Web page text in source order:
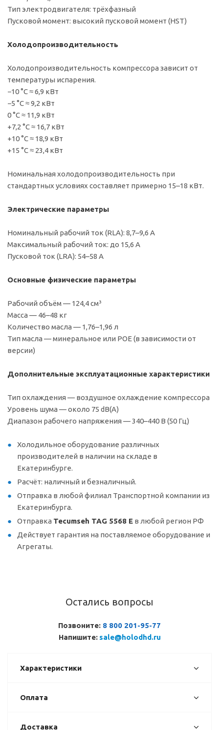
Тип электродвигателя: трёхфазный
Пусковой момент: высокий пусковой момент (HST)
Холодопроизводительность
Холодопроизводительность компрессора зависит от
температуры испарения.
−10 °C ≈ 6,9 кВт
−5 °C ≈ 9,2 кВт
0 °C ≈ 11,9 кВт
+7,2 °C ≈ 16,7 кВт
+10 °C ≈ 18,9 кВт
+15 °C ≈ 23,4 кВт
Номинальная холодопроизводительность при
стандартных условиях составляет примерно 15–18 кВт.
Электрические параметры
Номинальный рабочий ток (RLA): 8,7–9,6 А
Максимальный рабочий ток: до 15,6 А
Пусковой ток (LRA): 54–58 А
Основные физические параметры
Рабочий объём — 124,4 см³
Масса — 46–48 кг
Количество масла — 1,76–1,96 л
Тип масла — минеральное или POE (в зависимости от
версии)
Дополнительные эксплуатационные характеристики
Тип охлаждения — воздушное охлаждение компрессора
Уровень шума — около 75 dB(A)
Диапазон рабочего напряжения — 340–440 В (50 Гц)
Холодильное оборудование различных
производителей в наличии на складе в
Екатеринбурге.
Расчёт: наличный и безналичный.
Отправка в любой филиал Транспортной компании из
Екатеринбурга.
Отправка Tecumseh TAG 5568 E в любой регион РФ
Действует гарантия на поставляемое оборудование и
Агрегаты.
Остались вопросы
Позвоните: 8 800 201-95-77
Напишите: sale@holodhd.ru
Характеристики
Оплата
Доставка